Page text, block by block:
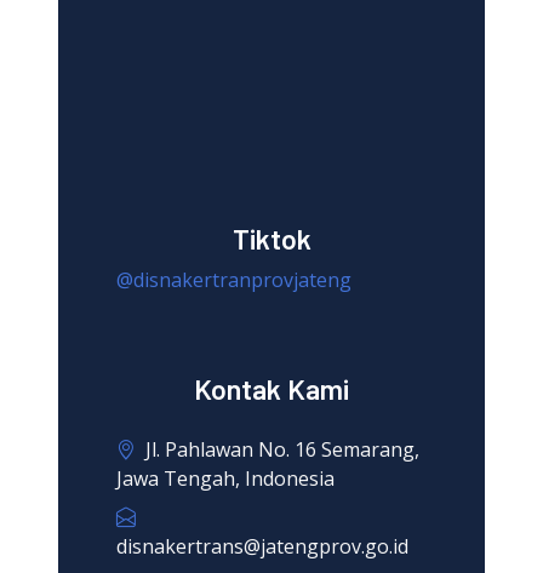
Tiktok
@disnakertranprovjateng
Kontak Kami
Jl. Pahlawan No. 16 Semarang,
Jawa Tengah, Indonesia
disnakertrans@jatengprov.go.id